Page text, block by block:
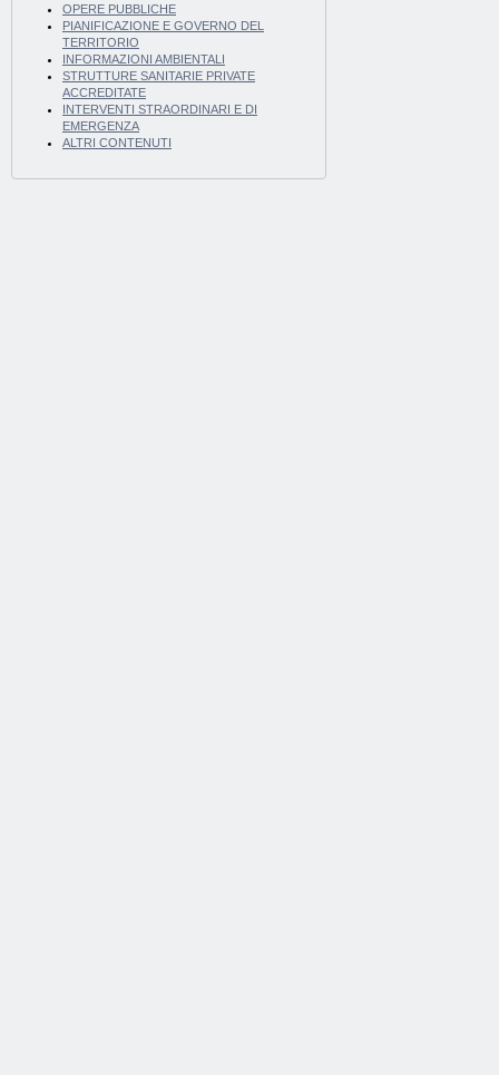
OPERE PUBBLICHE
PIANIFICAZIONE E GOVERNO DEL
TERRITORIO
INFORMAZIONI AMBIENTALI
STRUTTURE SANITARIE PRIVATE
ACCREDITATE
INTERVENTI STRAORDINARI E DI
EMERGENZA
ALTRI CONTENUTI